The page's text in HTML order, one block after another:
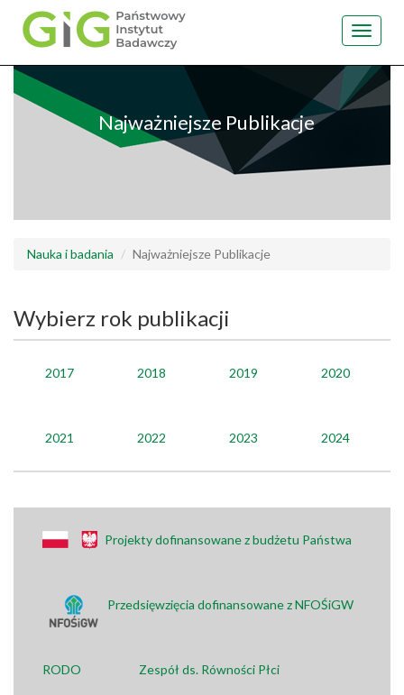
Przejdź
treści
Toggle
Najważniejsze Publikacje
Nauka i badania Najważniejsze Publikacje
Wybierz rok publikacji
2017 2018 2019 2020
2021 2022 2023 2024
Projekty dofinansowane z budżetu Państwa
Przedsięwzięcia dofinansowane z NFOŚiGW
RODO Zespół ds. Równości Płci